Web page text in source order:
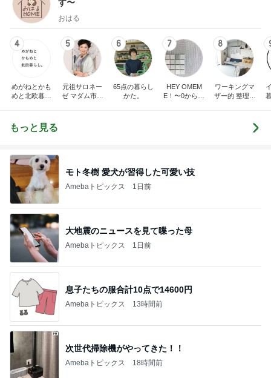
す〜
おはる
4
めがねとかも
めと北欧暮ら
5
元祖サロネー
ゼ マダム市川
6
65点の暮らし
かた。
7
HEY OMEM
E！〜0からの
8
ワーキングマ
ザー的 整理収
もっと見る
モト冬樹 愛犬が習得した可愛い技
Amebaトピックス 1日前
大地震のニュースを見て喋った母
Amebaトピックス 1日前
息子たちの服合計10点で14600円
Amebaトピックス 13時間前
次世代掃除機がやってきた！！
Amebaトピックス 18時間前